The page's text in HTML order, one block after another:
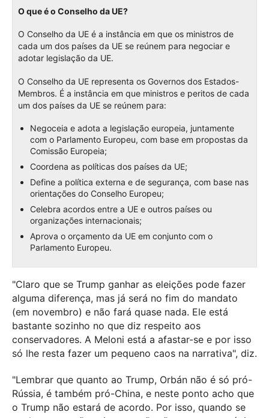
O que é o Conselho da UE?
O Conselho da UE é a instância em que os ministros de
cada um dos países da UE se reúnem para negociar e
adotar legislação da UE.
O Conselho da UE representa os Governos dos Estados-
Membros. É a instância em que ministros e peritos de cada
um dos países da UE se reúnem para:
Negoceia e adota a legislação europeia, juntamente
com o Parlamento Europeu, com base em propostas da
Comissão Europeia;
Coordena as políticas dos países da UE;
Define a política externa e de segurança, com base nas
orientações do Conselho Europeu;
Celebra acordos entre a UE e outros países ou
organizações internacionais;
Aprova o orçamento da UE em conjunto com o
Parlamento Europeu.
"Claro que se Trump ganhar as eleições pode fazer
alguma diferença, mas já será no fim do mandato
(em novembro) e não fará quase nada. Ele está
bastante sozinho no que diz respeito aos
conservadores. A Meloni está a afastar-se e por isso
só lhe resta fazer um pequeno caos na narrativa", diz.
"Lembrar que quanto ao Trump, Orbán não é só pró-
Rússia, é também pró-China, e neste ponto acho que
o Trump não estará de acordo. Por isso, quando se